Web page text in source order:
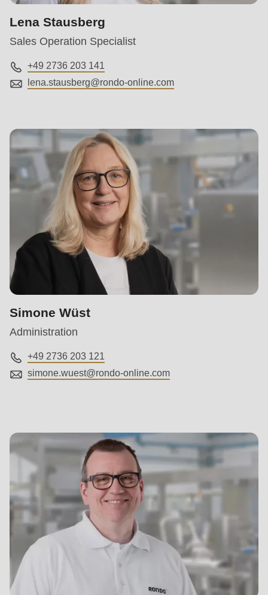
Lena Stausberg
Sales Operation Specialist
+49 2736 203 141
lena.stausberg@rondo-online.com
Simone Wüst
Administration
+49 2736 203 121
simone.wuest@rondo-online.com